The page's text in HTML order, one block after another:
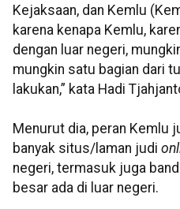
Kejaksaan, dan Kemlu
karena kenapa Kemlu,
dengan luar negeri,
mungkin satu bagian dari
lakukan,” kata Hadi
Menurut dia, peran Kemlu
banyak situs/laman judi
negeri, termasuk juga
besar ada di luar negeri.